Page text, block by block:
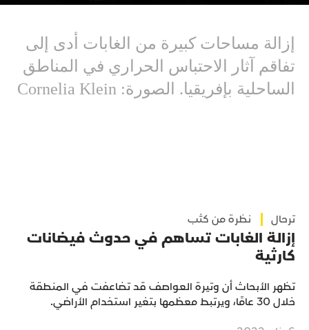
إزالة مساحات كبيرة من الغابات أدى إلى
تفاقم آثار الاحتباس الحراري في المناطق
الساحلية بإفريقيا. الصورة: Cornelia Klein
ترحال نظرة من كثب
إزالة الغابات تساهم في حدوث فيضانات
كارثية
تظهر الأبحاث أن وتيرة العواصف قد تضاعفت في المنطقة
خلال 30 عامًا، ويرتبط معظمها بتغير استخدام الأراضي.